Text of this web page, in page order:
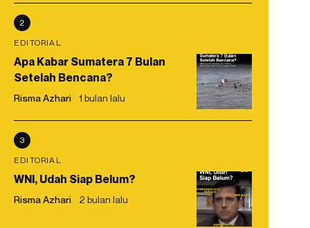
2
EDITORIAL
Apa Kabar Sumatera 7 Bulan
Setelah Bencana?
Risma Azhari 1 bulan lalu
3
EDITORIAL
WNI, Udah Siap Belum?
Risma Azhari 2 bulan lalu